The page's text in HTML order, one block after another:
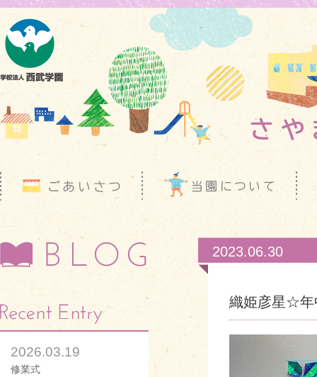
2026.03.19
修業式
2023.06.30
織姫彦星☆年